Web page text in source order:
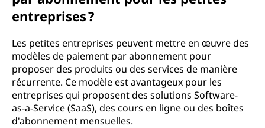
entreprises ?
Les petites entreprises peuvent mettre en œuvre des
modèles de paiement par abonnement pour
proposer des produits ou des services de manière
récurrente. Ce modèle est avantageux pour les
entreprises qui proposent des solutions Software-
as-a-Service (SaaS), des cours en ligne ou des boîtes
d'abonnement mensuelles.